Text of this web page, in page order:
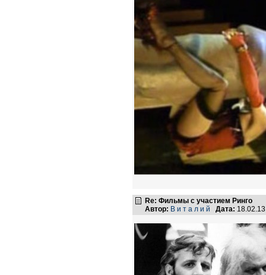
Re: Фильмы с участием Ринго
Автор: В и т а л и й Дата: